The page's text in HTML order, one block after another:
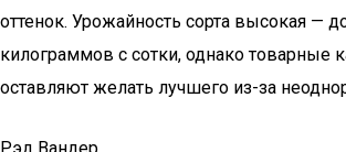
оттенок. Урожайность сорта высокая —
килограммов с сотки, однако товарные
оставляют желать лучшего из-за